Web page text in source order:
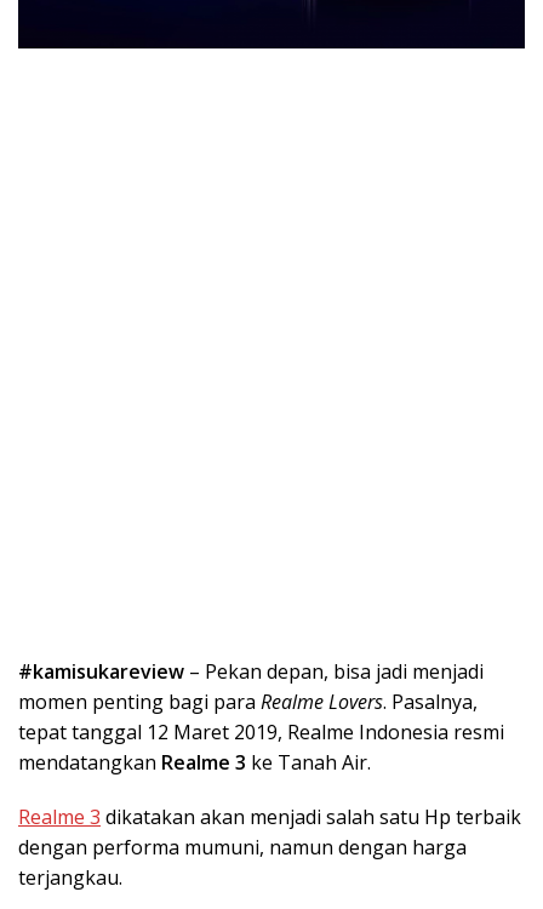
#kamisukareview – Pekan depan, bisa jadi menjadi
momen penting bagi para Realme Lovers. Pasalnya,
tepat tanggal 12 Maret 2019, Realme Indonesia resmi
mendatangkan Realme 3 ke Tanah Air.
Realme 3 dikatakan akan menjadi salah satu Hp terbaik
dengan performa mumuni, namun dengan harga
terjangkau.